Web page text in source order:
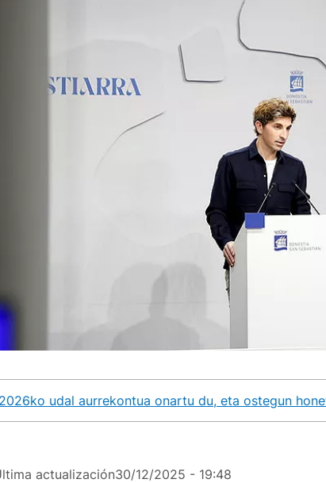
udal aurrekontua onartu du, eta ostegun
actualización30/12/2025 - 19:48